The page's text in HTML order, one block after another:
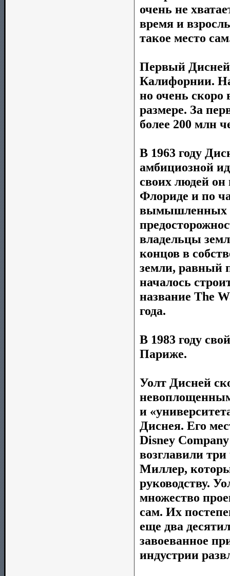
очень не
время и
такое место
Первый
Калифорнии. На
но очень скоро
размере. За
более 200 млн
В 1963 году
амбициозной
своих людей он
Флориде и по
вымышленных
владельцы
концов в
земли, равный
началось
название The
года.
В 1983 году
Париже.
Уолт Дисней
и
Диснея. Его
Disney
возглавили
Миллер,
руководству.
множество
сам. Их
еще два
завоеванное
индустрии